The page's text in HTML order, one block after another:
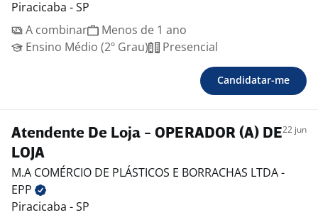
Piracicaba - SP
A combinar
Menos de 1 ano
Ensino Médio (2º Grau)
Presencial
Candidatar-me
Atendente De Loja - OPERADOR (A) DE
LOJA
22 jun
M.A COMÉRCIO DE PLÁSTICOS E BORRACHAS LTDA -
EPP
Piracicaba - SP